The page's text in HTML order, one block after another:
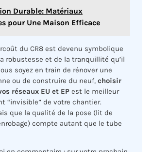
Durable: Matériaux
pour Une Maison Efficace
du CR8 est devenu symbolique
robustesse et de la tranquillité qu’il
soyez en train de rénover une
ou de construire du neuf, choisir
réseaux EU et EP est le meilleur
“invisible” de votre chantier.
que la qualité de la pose (lit de
compte autant que le tube